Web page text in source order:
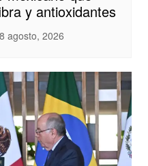
y antioxidantes
8 agosto, 2026